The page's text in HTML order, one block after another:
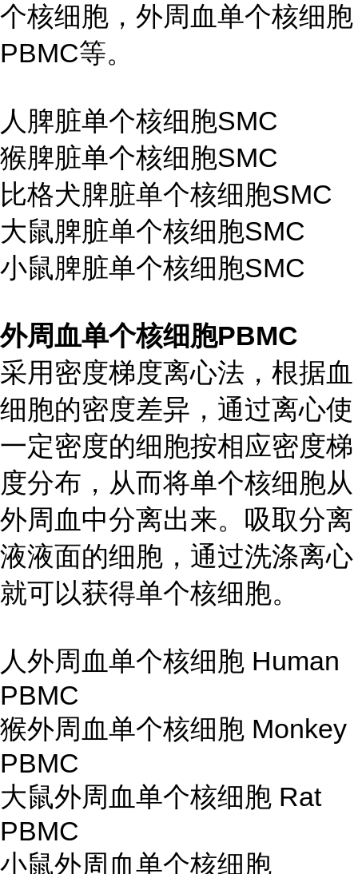
个核细胞，外周血单个核细胞
PBMC等。
人脾脏单个核细胞SMC
猴脾脏单个核细胞SMC
比格犬脾脏单个核细胞SMC
大鼠脾脏单个核细胞SMC
小鼠脾脏单个核细胞SMC
外周血单个核细胞PBMC
采用密度梯度离心法，根据血
细胞的密度差异，通过离心使
一定密度的细胞按相应密度梯
度分布，从而将单个核细胞从
外周血中分离出来。吸取分离
液液面的细胞，通过洗涤离心
就可以获得单个核细胞。
人外周血单个核细胞 Human
PBMC
猴外周血单个核细胞 Monkey
PBMC
大鼠外周血单个核细胞 Rat
PBMC
小鼠外周血单个核细胞